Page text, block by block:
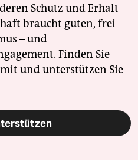
Schutz und Erhalt
braucht guten, frei
– und
Finden Sie
und unterstützen Sie